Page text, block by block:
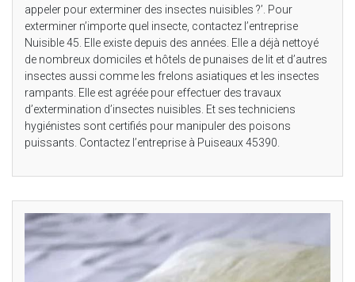
appeler pour exterminer des insectes nuisibles ?’. Pour
exterminer n’importe quel insecte, contactez l’entreprise
Nuisible 45. Elle existe depuis des années. Elle a déjà nettoyé
de nombreux domiciles et hôtels de punaises de lit et d’autres
insectes aussi comme les frelons asiatiques et les insectes
rampants. Elle est agréée pour effectuer des travaux
d’extermination d’insectes nuisibles. Et ses techniciens
hygiénistes sont certifiés pour manipuler des poisons
puissants. Contactez l’entreprise à Puiseaux 45390.